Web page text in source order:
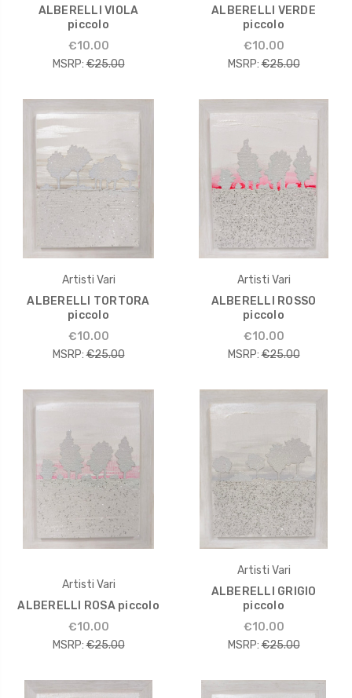
ALBERELLI VIOLA
piccolo
€10.00
MSRP: €25.00
ALBERELLI VERDE
piccolo
€10.00
MSRP: €25.00
Artisti Vari
ALBERELLI TORTORA
piccolo
€10.00
MSRP: €25.00
Artisti Vari
ALBERELLI ROSSO
piccolo
€10.00
MSRP: €25.00
Artisti Vari
ALBERELLI ROSA piccolo
€10.00
MSRP: €25.00
Artisti Vari
ALBERELLI GRIGIO
piccolo
€10.00
MSRP: €25.00